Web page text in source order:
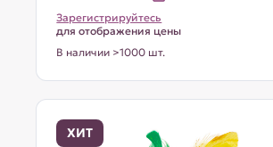
Зарегистрируйтесь
для отображения цены
В наличии >1000 шт.
ХИТ